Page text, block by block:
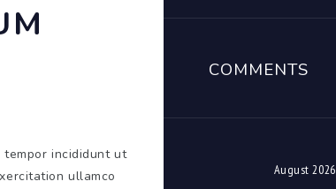
tempor incididunt ut
ullamco
COMMENTS
August 2026